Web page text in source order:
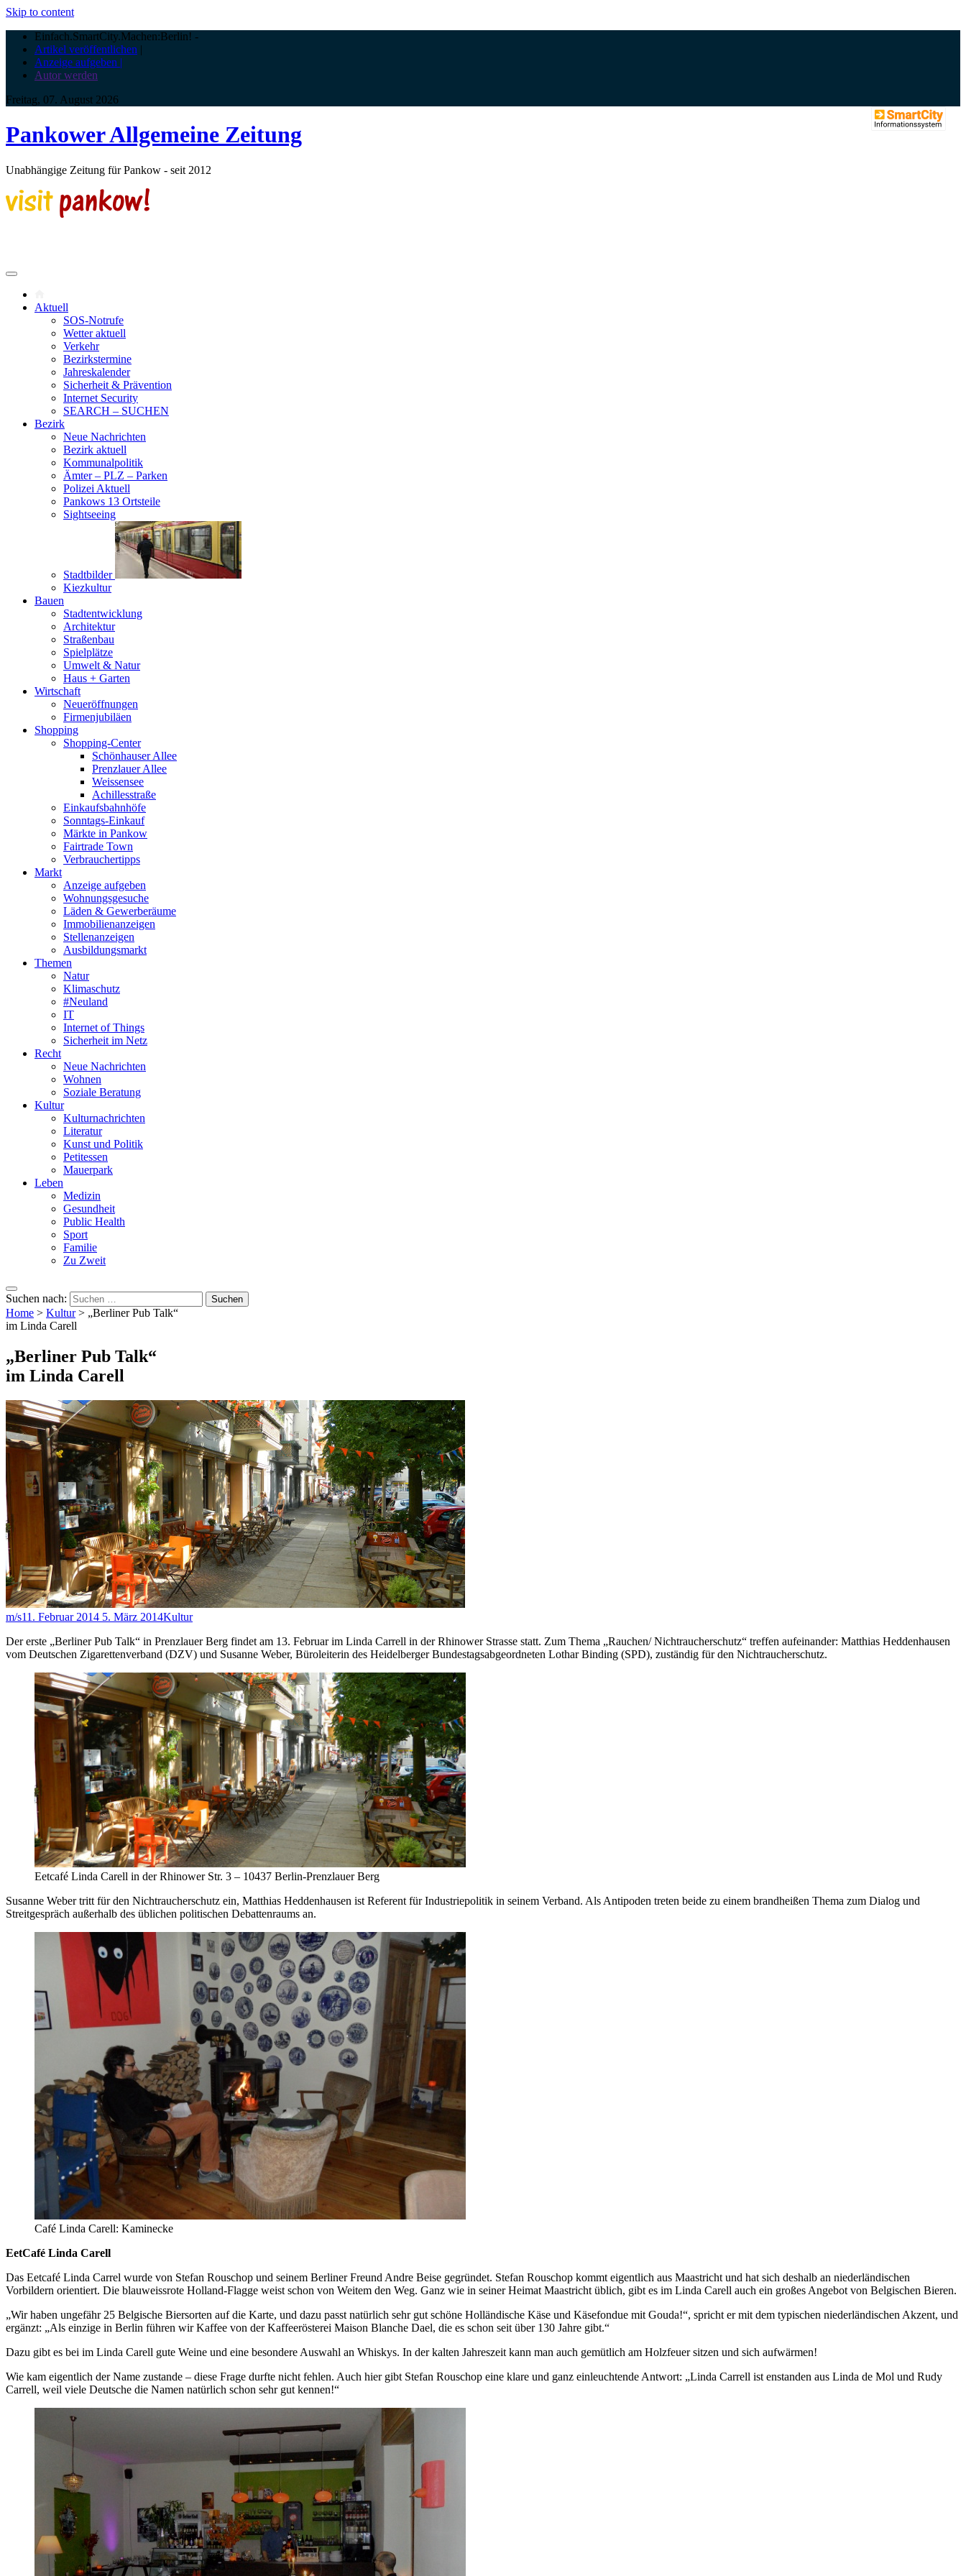
Skip to content
Einfach.SmartCity.Machen:Berlin! -
Artikel veröffentlichen |
Anzeige aufgeben |
Autor werden
Freitag, 07. August 2026
Pankower Allgemeine Zeitung
Unabhängige Zeitung für Pankow - seit 2012
Aktuell
SOS-Notrufe
Wetter aktuell
Verkehr
Bezirkstermine
Jahreskalender
Sicherheit & Prävention
Internet Security
SEARCH – SUCHEN
Bezirk
Neue Nachrichten
Bezirk aktuell
Kommunalpolitik
Ämter – PLZ – Parken
Polizei Aktuell
Pankows 13 Ortsteile
Sightseeing
Stadtbilder
Kiezkultur
Bauen
Stadtentwicklung
Architektur
Straßenbau
Spielplätze
Umwelt & Natur
Haus + Garten
Wirtschaft
Neueröffnungen
Firmenjubiläen
Shopping
Shopping-Center
Schönhauser Allee
Prenzlauer Allee
Weissensee
Achillesstraße
Einkaufsbahnhöfe
Sonntags-Einkauf
Märkte in Pankow
Fairtrade Town
Verbrauchertipps
Markt
Anzeige aufgeben
Wohnungsgesuche
Läden & Gewerberäume
Immobilienanzeigen
Stellenanzeigen
Ausbildungsmarkt
Themen
Natur
Klimaschutz
#Neuland
IT
Internet of Things
Sicherheit im Netz
Recht
Neue Nachrichten
Wohnen
Soziale Beratung
Kultur
Kulturnachrichten
Literatur
Kunst und Politik
Petitessen
Mauerpark
Leben
Medizin
Gesundheit
Public Health
Sport
Familie
Zu Zweit
Suchen nach:
Home > Kultur> „Berliner Pub Talk“
im Linda Carell
„Berliner Pub Talk“
im Linda Carell
m/s11. Februar 2014 5. März 2014Kultur
Der erste „Berliner Pub Talk“ in Prenzlauer Berg findet am 13. Februar im Linda Carrell in der Rhinower Strasse statt. Zum Thema „Rauchen/ Nichtraucherschutz“ treffen aufeinander: Matthias Heddenhausen
vom Deutschen Zigarettenverband (DZV) und Susanne Weber, Büroleiterin des Heidelberger Bundestagsabgeordneten Lothar Binding (SPD), zuständig für den Nichtraucherschutz.
Eetcafé Linda Carell in der Rhinower Str. 3 – 10437 Berlin-Prenzlauer Berg
Susanne Weber tritt für den Nichtraucherschutz ein, Matthias Heddenhausen ist Referent für Industriepolitik in seinem Verband. Als Antipoden treten beide zu einem brandheißen Thema zum Dialog und
Streitgespräch außerhalb des üblichen politischen Debattenraums an.
Café Linda Carell: Kaminecke
EetCafé Linda Carell
Das Eetcafé Linda Carrel wurde von Stefan Rouschop und seinem Berliner Freund Andre Beise gegründet. Stefan Rouschop kommt eigentlich aus Maastricht und hat sich deshalb an niederländischen
Vorbildern orientiert. Die blauweissrote Holland-Flagge weist schon von Weitem den Weg. Ganz wie in seiner Heimat Maastricht üblich, gibt es im Linda Carell auch ein großes Angebot von Belgischen Bieren.
„Wir haben ungefähr 25 Belgische Biersorten auf die Karte, und dazu passt natürlich sehr gut schöne Holländische Käse und Käsefondue mit Gouda!“, spricht er mit dem typischen niederländischen Akzent, und
ergänzt: „Als einzige in Berlin führen wir Kaffee von der Kaffeerösterei Maison Blanche Dael, die es schon seit über 130 Jahre gibt.“
Dazu gibt es bei im Linda Carell gute Weine und eine besondere Auswahl an Whiskys. In der kalten Jahreszeit kann man auch gemütlich am Holzfeuer sitzen und sich aufwärmen!
Wie kam eigentlich der Name zustande – diese Frage durfte nicht fehlen. Auch hier gibt Stefan Rouschop eine klare und ganz einleuchtende Antwort: „Linda Carrell ist enstanden aus Linda de Mol und Rudy
Carrell, weil viele Deutsche die Namen natürlich schon sehr gut kennen!“